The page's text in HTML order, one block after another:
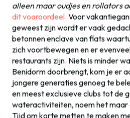
alleen maar oudjes en rollators
dit vooroordeel. Voor
geweest zijn wordt er vaak
betonnen enclave van flats
zich voortbewegen en er
restaurants zijn. Niets is minder
Benidorm doorbrengt, kom je er
jongere generaties genoeg te
en meest exclusieve clubs tot de
wateractiviteiten, noem het maar
Tijd om korte metten te maken